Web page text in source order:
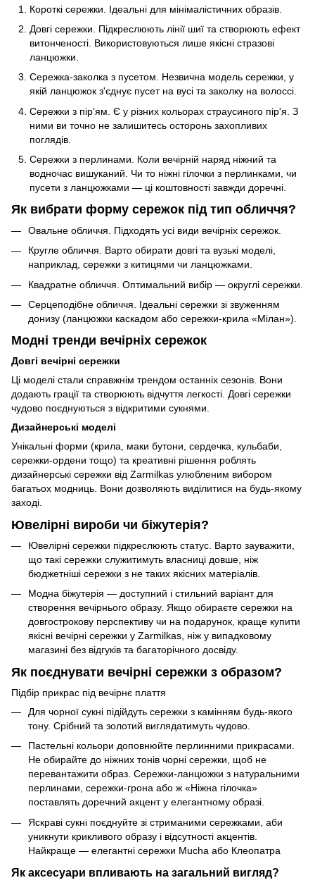
Короткі сережки. Ідеальні для мінімалістичних образів.
Довгі сережки. Підкреслюють лінії шиї та створюють ефект
витонченості. Використовуються лише якісні стразові
ланцюжки.
Сережка-заколка з пусетом. Незвична модель сережки, у
якій ланцюжок з'єднує пусет на вусі та заколку на волоссі.
Сережки з пір'ям. Є у різних кольорах страусиного пір'я. З
ними ви точно не залишитесь осторонь захопливих
поглядів.
Сережки з перлинами. Коли вечірній наряд ніжний та
водночас вишуканий. Чи то ніжні гілочки з перлинками, чи
пусети з ланцюжками — ці коштовності завжди доречні.
Як вибрати форму сережок під тип обличчя?
Овальне обличчя. Підходять усі види вечірніх сережок.
Кругле обличчя. Варто обирати довгі та вузькі моделі,
наприклад, сережки з китицями чи ланцюжками.
Квадратне обличчя. Оптимальний вибір — округлі сережки.
Серцеподібне обличчя. Ідеальні сережки зі звуженням
донизу (ланцюжки каскадом або сережки-крила «Мілан»).
Модні тренди вечірніх сережок
Довгі вечірні сережки
Ці моделі стали справжнім трендом останніх сезонів. Вони
додають грації та створюють відчуття легкості. Довгі сережки
чудово поєднуються з відкритими сукнями.
Дизайнерські моделі
Унікальні форми (крила, маки бутони, сердечка, кульбаби,
сережки-ордени тощо) та креативні рішення роблять
дизайнерські сережки від Zarmilkas улюбленим вибором
багатьох модниць. Вони дозволяють виділитися на будь-якому
заході.
Ювелірні вироби чи біжутерія?
Ювелірні сережки підкреслюють статус. Варто зауважити,
що такі сережки служитимуть власниці довше, ніж
бюджетніші сережки з не таких якісних матеріалів.
Модна біжутерія — доступний і стильний варіант для
створення вечірнього образу. Якщо обираєте сережки на
довгострокову перспективу чи на подарунок, краще купити
якісні вечірні сережки у Zarmilkas, ніж у випадковому
магазині без відгуків та багаторічного досвіду.
Як поєднувати вечірні сережки з образом?
Підбір прикрас під вечірнє плаття
Для чорної сукні підійдуть сережки з камінням будь-якого
тону. Срібний та золотий виглядатимуть чудово.
Пастельні кольори доповнюйте перлинними прикрасами.
Не обирайте до ніжних тонів чорні сережки, щоб не
перевантажити образ. Сережки-ланцюжки з натуральними
перлинами, сережки-грона або ж «Ніжна гілочка»
поставлять доречний акцент у елегантному образі.
Яскраві сукні поєднуйте зі стриманими сережками, аби
уникнути крикливого образу і відсутності акцентів.
Найкраще — елегантні сережки Mucha або Клеопатра
Як аксесуари впливають на загальний вигляд?